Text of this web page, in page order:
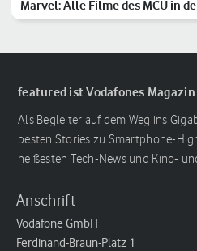
Marvel: Alle Filme des MCU in
Reihenfolge
featured ist Vodafones
Als Begleiter auf dem Weg ins
besten Stories zu Smartphone-
heißesten Tech-News und Kino-
Anschrift
Vodafone GmbH
Ferdinand-Braun-Platz 1